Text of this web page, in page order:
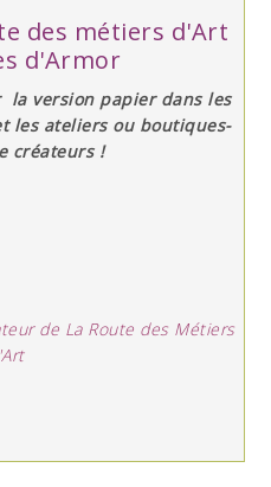
des métiers d'Art
d'Armor
la version papier dans les
les ateliers ou boutiques-
créateurs !
de La Route des Métiers